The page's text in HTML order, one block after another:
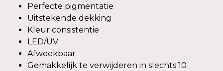
Perfecte pigmentatie
Uitstekende dekking
Kleur consistentie
LED/UV
Afweekbaar
Gemakkelijk te verwijderen in slechts 10